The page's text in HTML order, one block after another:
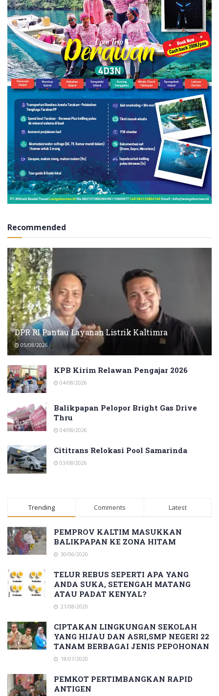
Recommended
DPR RI Pantau Layanan Listrik Kaltimra
05/08/2026
KPB Kirim Relawan Pengajar 2026
04/08/2026
Balikpapan Pelopor Bright Gas Drive
Thru
04/08/2026
Cititrans Relokasi Pool Samarinda
03/08/2026
Trending Comments Latest
PEMPROV KALTIM MASUKKAN
BALIKPAPAN KE ZONA HITAM
30/06/2020
TELUR REBUS SEPERTI APA YANG
ANDA SUKA, SETENGAH MATANG
ATAU PADAT KENYAL?
21/08/2020
CIPTAKAN LINGKUNGAN SEKOLAH
YANG HIJAU DAN ASRI,SMP NEGERI 22
TANAM BERBAGAI JENIS PEPOHONAN
18/01/2020
PEMKOT PERTIMBANGKAN RAPID
ANTIGEN